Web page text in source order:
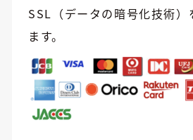
SSL（データの暗号化技術）
ます。